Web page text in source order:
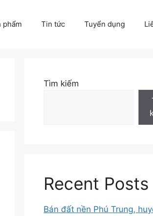
phẩm Tin tức Tuyển dụng
Tìm kiếm
Recent Posts
Bán đất nền Phú Trung,